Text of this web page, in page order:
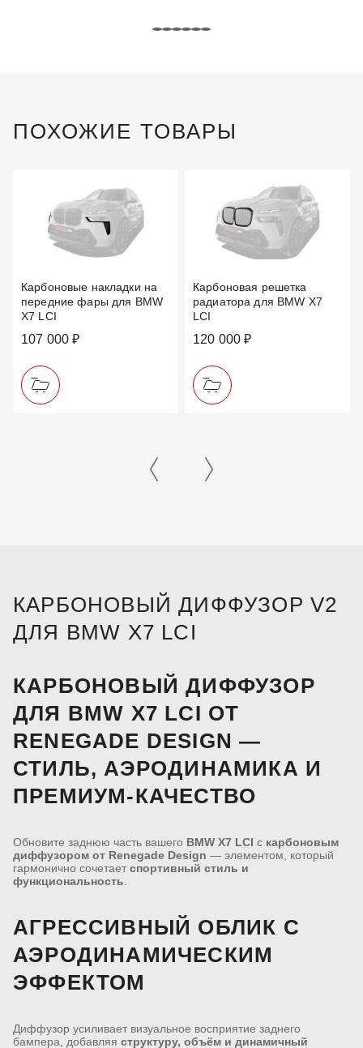
ПОХОЖИЕ ТОВАРЫ
Карбоновые накладки на
передние фары для BMW
X7 LCI
107 000 ₽
Карбоновая решетка
радиатора для BMW X7
LCI
120 000 ₽
КАРБОНОВЫЙ ДИФФУЗОР V2
ДЛЯ BMW X7 LCI
КАРБОНОВЫЙ ДИФФУЗОР
ДЛЯ BMW X7 LCI ОТ
RENEGADE DESIGN —
СТИЛЬ, АЭРОДИНАМИКА И
ПРЕМИУМ-КАЧЕСТВО
Обновите заднюю часть вашего BMW X7 LCI с карбоновым
диффузором от Renegade Design — элементом, который
гармонично сочетает спортивный стиль и
функциональность
АГРЕССИВНЫЙ ОБЛИК С
АЭРОДИНАМИЧЕСКИМ
ЭФФЕКТОМ
Диффузор усиливает визуальное восприятие заднего
бампера, добавляя структуру, объём и динамичный